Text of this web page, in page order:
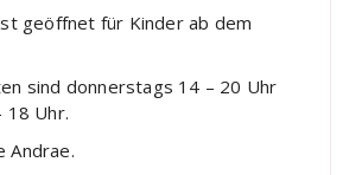
geöffnet für Kinder ab dem
sind donnerstags 14 – 20 Uhr
18 Uhr.
Andrae.